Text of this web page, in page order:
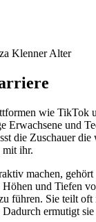
Klenner Alter
wie TikTok
Erwachsene und
die Zuschauer
mit ihr.
machen,
und Tiefen
führen. Sie teilt
ermutigt